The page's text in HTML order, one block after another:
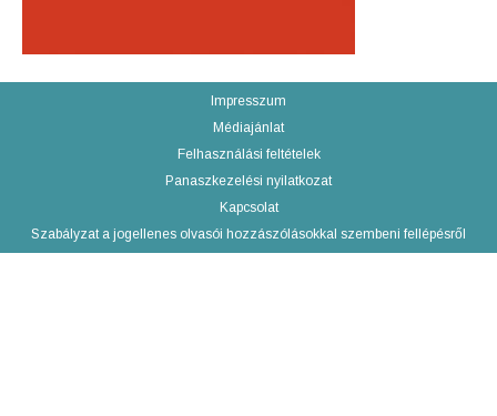
Impresszum
Médiajánlat
Felhasználási feltételek
Panaszkezelési nyilatkozat
Kapcsolat
Szabályzat a jogellenes olvasói hozzászólásokkal szembeni fellépésről